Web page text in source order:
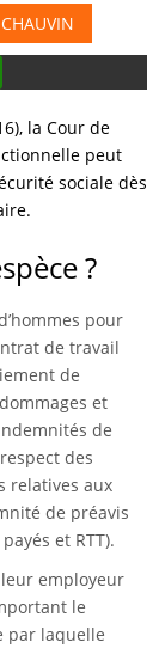
la Cour de
peut
sociale dès
?
pour
de travail
de
et
de
des
relatives aux
de préavis
et RTT).
employeur
le
par laquelle